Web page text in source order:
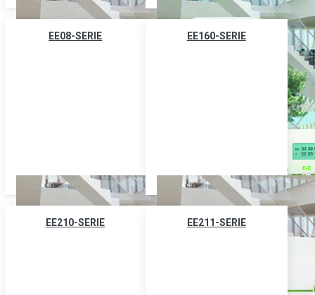
EE08-SERIE EE160-SERIE
EE210-SERIE EE211-SERIE